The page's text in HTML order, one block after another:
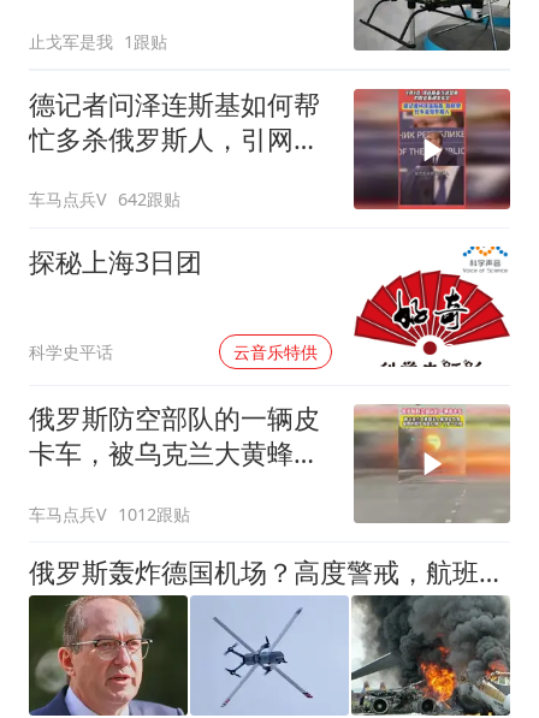
止戈军是我 1跟贴
德记者问泽连斯基如何帮
忙多杀俄罗斯人，引网友
车马点兵V 642跟贴
探秘上海3日团
科学史平话 云音乐特供 00:00
俄罗斯防空部队的一辆皮
卡车，被乌克兰大黄蜂无
车马点兵V 1012跟贴
俄罗斯轰炸德国机场？高度警戒，航班暂停，无人机恐慌笼罩德国